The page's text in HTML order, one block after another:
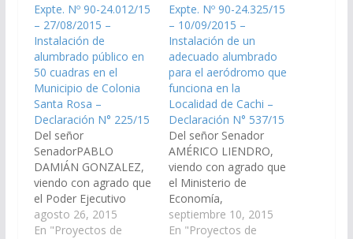
Expte. Nº 90-24.012/15
– 27/08/2015 –
Instalación de
alumbrado público en
50 cuadras en el
Municipio de Colonia
Santa Rosa –
Declaración N° 225/15
Del señor
SenadorPABLO
DAMIÁN GONZALEZ,
viendo con agrado que
el Poder Ejecutivo
Provincial, incluya en el
Proyecto de
agosto 26, 2015
En "Proyectos de
Expte. Nº 90-24.325/15
– 10/09/2015 –
Instalación de un
adecuado alumbrado
para el aeródromo que
funciona en la
Localidad de Cachi –
Declaración N° 537/15
Del señor Senador
AMÉRICO LIENDRO,
viendo con agrado que
el Ministerio de
Economía,
Infraestructura y
Servicios Públicos
septiembre 10, 2015
En "Proyectos de